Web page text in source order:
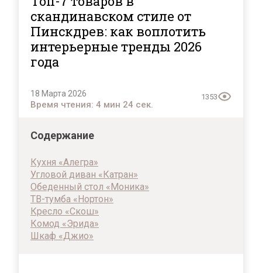
скандинавском стиле от
Пинскдрев: как воплотить
интерьерные тренды 2026
года
18 Марта 2026
Время чтения: 4 мин 24 сек.
1353
Содержание
Кухня «Алегра»
Угловой диван «Катран»
Обеденный стол «Моника»
ТВ-тумба «Нортон»
Кресло «Скош»
Комод «Эрида»
Шкаф «Джио»